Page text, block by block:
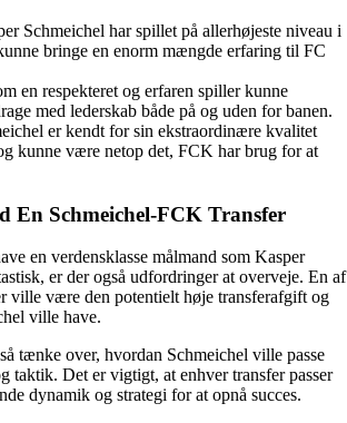
Schmeichel har spillet på allerhøjeste niveau i
bringe en enorm mængde erfaring til FC
en respekteret og erfaren spiller kunne
med lederskab både på og uden for banen.
er kendt for sin ekstraordinære kvalitet
kunne være netop det, FCK har brug for at
En Schmeichel-FCK Transfer
en verdensklasse målmand som Kasper
er der også udfordringer at overveje. En af
ville være den potentielt høje transferafgift og
ville have.
tænke over, hvordan Schmeichel ville passe
taktik. Det er vigtigt, at enhver transfer passer
dynamik og strategi for at opnå succes.